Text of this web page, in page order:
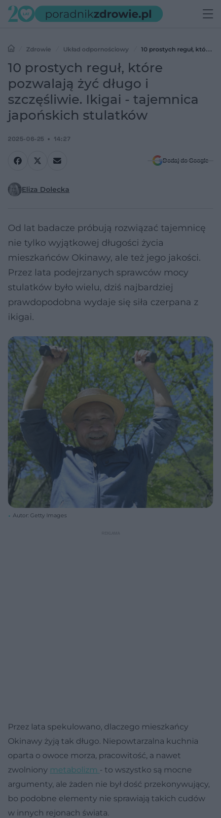
Zdrowie Układ odpornościowy
10 prostych reguł, które
pozwalają żyć długo i szczęśliwie. Ikigai - tajemnica japońskich
stulatków
10 prostych reguł, które
pozwalają żyć długo i
szczęśliwie. Ikigai - tajemnica
japońskich stulatków
2025-06-25 14:27
Dodaj do Google
Eliza Dolecka
Od lat badacze próbują rozwiązać tajemnicę
nie tylko wyjątkowej długości życia
mieszkańców Okinawy, ale też jego jakości.
Przez lata podejrzanych sprawców mocy
stulatków było wielu, dziś najbardziej
prawdopodobna wydaje się siła czerpana z
ikigai.
Autor: Getty Images
Przez lata spekulowano, dlaczego mieszkańcy
Okinawy żyją tak długo. Niepowtarzalna kuchnia
oparta o owoce morza, pracowitość, a nawet
zwolniony metabolizm - to wszystko są mocne
argumenty, ale żaden nie był dość przekonywujący,
bo podobne elementy nie sprawiają takich cudów
w innych rejonach świata.